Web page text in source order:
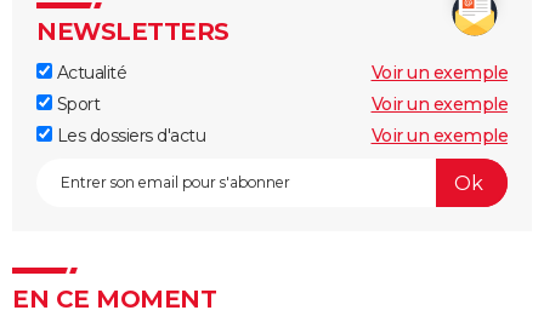
NEWSLETTERS
Actualité
Voir un exemple
Sport
Voir un exemple
Les dossiers d'actu
Voir un exemple
EN CE MOMENT